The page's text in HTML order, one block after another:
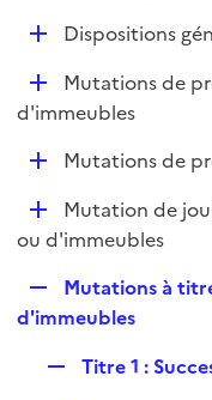
p
l
i
e
r
D
l
Dispositions
D
é
e
r
Mutations de
d'immeubles
D
l
r
Mutations de
D
é
i
Mutation de
ou d'immeubles
e
l
Mutations à
d'immeubles
Titre 1 :